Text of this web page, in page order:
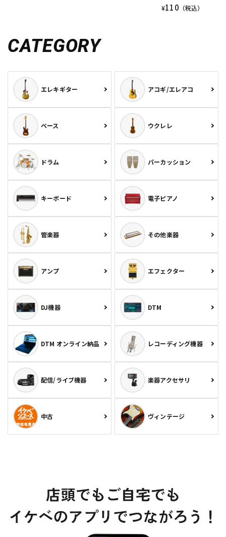
¥110 （税込）
CATEGORY
エレキギター アコギ/エレアコ
ベース ウクレレ
ドラム パーカッション
キーボード 電子ピアノ
管楽器 その他楽器
アンプ エフェクター
DJ機器 DTM
DTM オンライン納品 レコーディング機器
配信/ライブ機器 楽器アクセサリ
中古 ヴィンテージ